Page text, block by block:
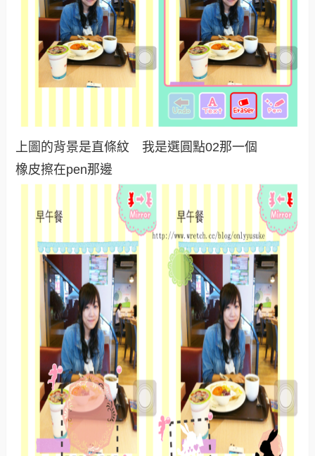
上圖的背景是直條紋 我是選圓點02那一個
橡皮擦在pen那邊